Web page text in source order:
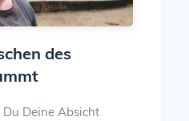
des
Deine Absicht